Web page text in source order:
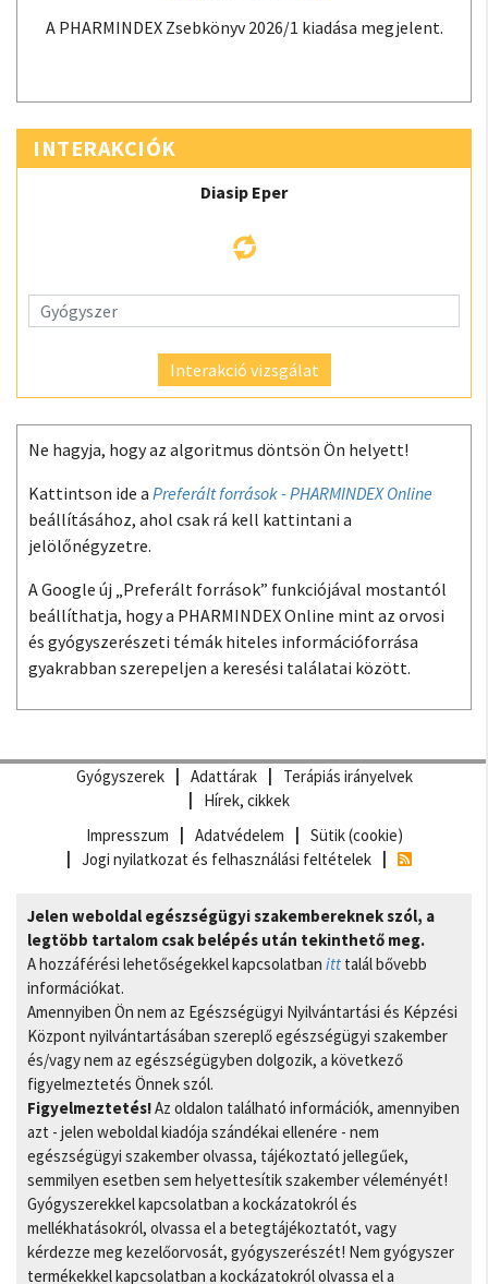
A PHARMINDEX Zsebkönyv 2026/1 kiadása megjelent.
INTERAKCIÓK
Diasip Eper
Interakció vizsgálat
Ne hagyja, hogy az algoritmus döntsön Ön helyett!
Kattintson ide a Preferált források - PHARMINDEX Online
beállításához, ahol csak rá kell kattintani a
jelölőnégyzetre.
A Google új „Preferált források” funkciójával mostantól
beállíthatja, hogy a PHARMINDEX Online mint az orvosi
és gyógyszerészeti témák hiteles információforrása
gyakrabban szerepeljen a keresési találatai között.
Gyógyszerek Adattárak
Terápiás irányelvek
Hírek, cikkek
Impresszum
Adatvédelem
Sütik (cookie)
Jogi nyilatkozat és felhasználási feltételek
Jelen weboldal egészségügyi szakembereknek szól, a
legtöbb tartalom csak belépés után tekinthető meg.
A hozzáférési lehetőségekkel kapcsolatban itt talál bővebb
információkat.
Amennyiben Ön nem az Egészségügyi Nyilvántartási és Képzési
Központ nyilvántartásában szereplő egészségügyi szakember
és/vagy nem az egészségügyben dolgozik, a következő
figyelmeztetés Önnek szól.
Figyelmeztetés!Az oldalon található információk, amennyiben
azt - jelen weboldal kiadója szándékai ellenére - nem
egészségügyi szakember olvassa, tájékoztató jellegűek,
semmilyen esetben sem helyettesítik szakember véleményét!
Gyógyszerekkel kapcsolatban a kockázatokról és
mellékhatásokról, olvassa el a betegtájékoztatót, vagy
kérdezze meg kezelőorvosát, gyógyszerészét! Nem gyógyszer
termékekkel kapcsolatban a kockázatokról olvassa el a